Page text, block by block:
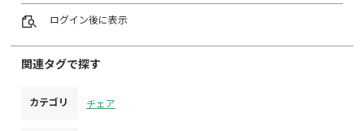
ログイン後に表示
関連タグで探す
カテゴリ チェア